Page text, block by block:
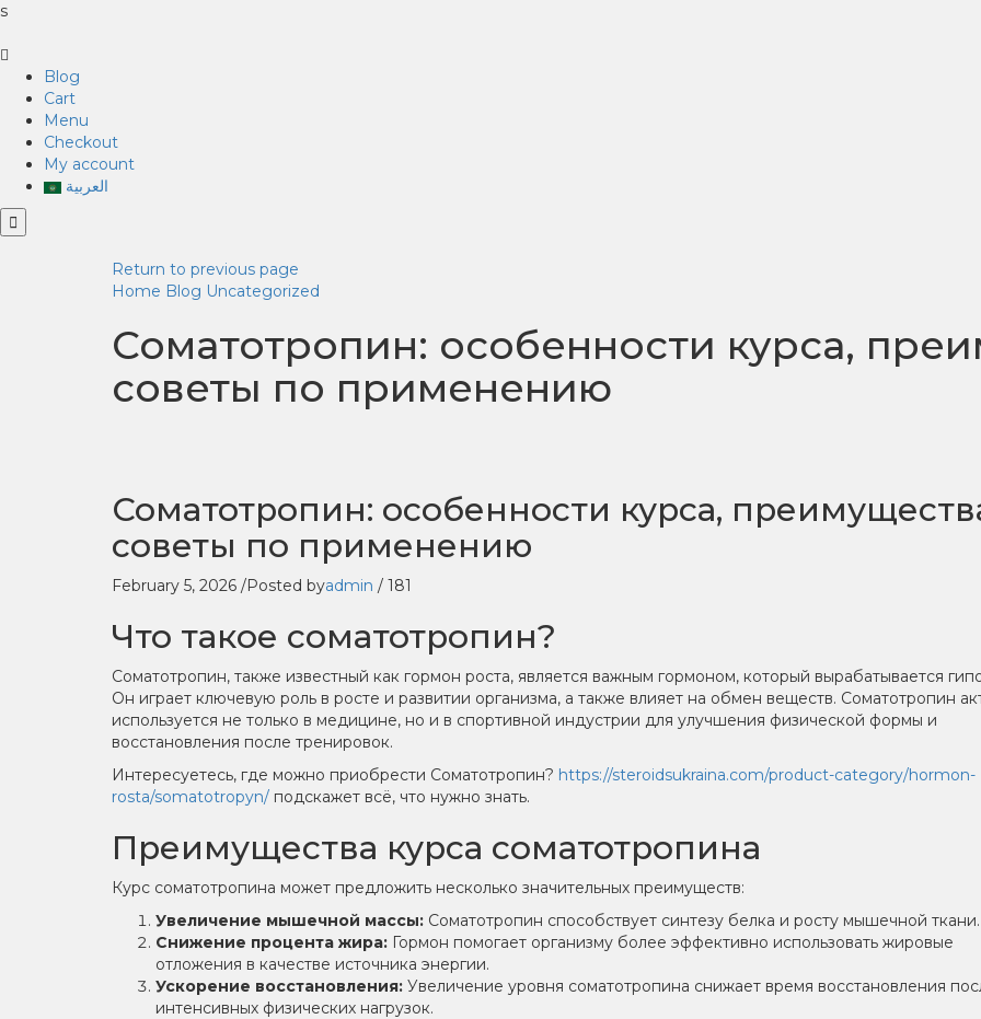
s
Blog
Cart
Menu
Checkout
My account
العربية
Return to previous page
Home Blog Uncategorized
Соматотропин: особенности курса,
советы по применению
Соматотропин: особенности курса,
советы по применению
February 5, 2026 /Posted byadmin / 181
Что такое соматотропин?
Соматотропин, также известный как гормон роста, является важным гормоном, который вырабатывается
Он играет ключевую роль в росте и развитии организма, а также влияет на обмен веществ. Соматотропин
используется не только в медицине, но и в спортивной индустрии для улучшения физической формы и
восстановления после тренировок.
Интересуетесь, где можно приобрести Соматотропин? https://steroidsukraina.com/product-category/hormon-
rosta/somatotropyn/ подскажет всё, что нужно знать.
Преимущества курса соматотропина
Курс соматотропина может предложить несколько значительных преимуществ:
Увеличение мышечной массы: Соматотропин способствует синтезу белка и росту мышечной ткани.
Снижение процента жира: Гормон помогает организму более эффективно использовать жировые
отложения в качестве источника энергии.
Ускорение восстановления: Увеличение уровня соматотропина снижает время восстановления
интенсивных физических нагрузок.